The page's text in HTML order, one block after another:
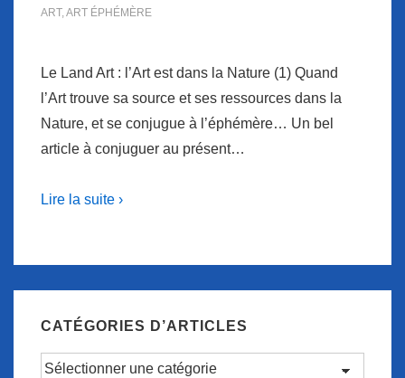
ART,ART ÉPHÉMÈRE
Le Land Art : l’Art est dans la Nature (1) Quand
l’Art trouve sa source et ses ressources dans la
Nature, et se conjugue à l’éphémère… Un bel
article à conjuguer au présent…
Lire la suite ›
CATÉGORIES D’ARTICLES
Catégories